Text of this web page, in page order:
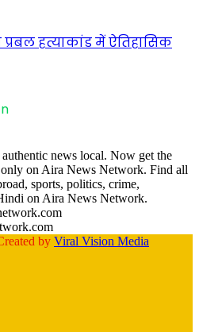
हत्याकांड में ऐतिहासिक
news local. Now get the
on Aira News Network. Find all
sports, politics, crime,
on Aira News Network.
by Viral Vision Media